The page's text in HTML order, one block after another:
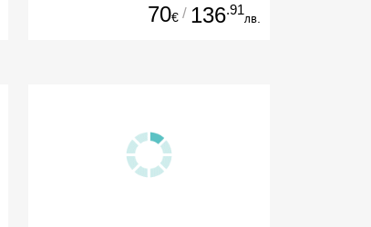
70€ / 136.91
лв.